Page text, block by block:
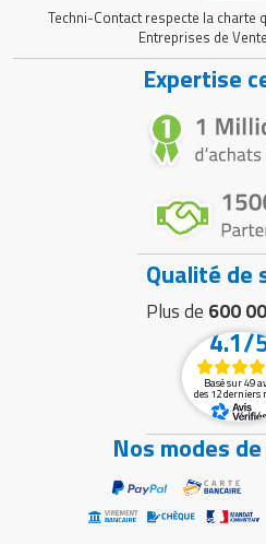
Techni-Contact respecte la charte
Entreprises de
Expertise
Qualité de
Plus de 600
4.1/
Basé sur 49
des 12 derniers
Nos modes